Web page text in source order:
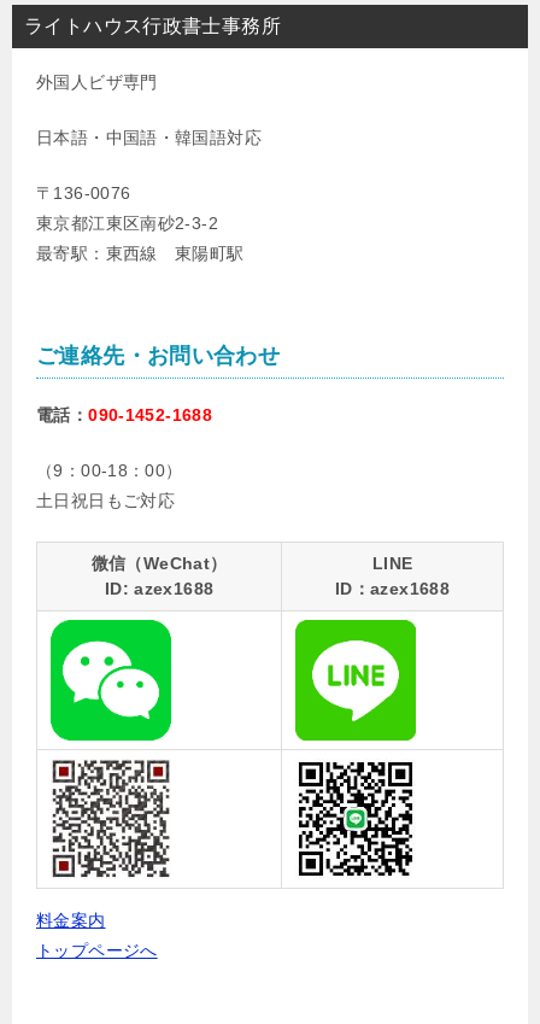
ライトハウス行政書士事務所
外国人ビザ専門
日本語・中国語・韓国語対応
〒136-0076
東京都江東区南砂2-3-2
最寄駅：東西線 東陽町駅
ご連絡先・お問い合わせ
電話：090-1452-1688
（9：00-18：00）
土日祝日もご対応
微信（WeChat）
ID: azex1688
LINE
ID：azex1688
料金案内
トップページへ